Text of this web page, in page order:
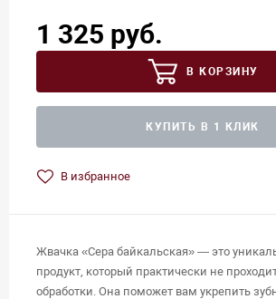
1 325 руб.
В КОРЗИНУ
КУПИТЬ В 1 КЛИК
В избранное
Жвачка «Сера байкальская» — это
продукт, который практически не
обработки. Она поможет вам укрепить